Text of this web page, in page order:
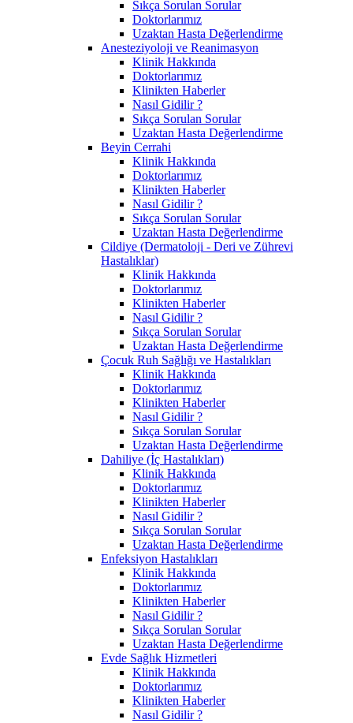
Sıkça Sorulan Sorular
Doktorlarımız
Uzaktan Hasta Değerlendirme
Anesteziyoloji ve Reanimasyon
Klinik Hakkında
Doktorlarımız
Klinikten Haberler
Nasıl Gidilir ?
Sıkça Sorulan Sorular
Uzaktan Hasta Değerlendirme
Beyin Cerrahi
Klinik Hakkında
Doktorlarımız
Klinikten Haberler
Nasıl Gidilir ?
Sıkça Sorulan Sorular
Uzaktan Hasta Değerlendirme
Cildiye (Dermatoloji - Deri ve Zührevi
Hastalıklar)
Klinik Hakkında
Doktorlarımız
Klinikten Haberler
Nasıl Gidilir ?
Sıkça Sorulan Sorular
Uzaktan Hasta Değerlendirme
Çocuk Ruh Sağlığı ve Hastalıkları
Klinik Hakkında
Doktorlarımız
Klinikten Haberler
Nasıl Gidilir ?
Sıkça Sorulan Sorular
Uzaktan Hasta Değerlendirme
Dahiliye (İç Hastalıkları)
Klinik Hakkında
Doktorlarımız
Klinikten Haberler
Nasıl Gidilir ?
Sıkça Sorulan Sorular
Uzaktan Hasta Değerlendirme
Enfeksiyon Hastalıkları
Klinik Hakkında
Doktorlarımız
Klinikten Haberler
Nasıl Gidilir ?
Sıkça Sorulan Sorular
Uzaktan Hasta Değerlendirme
Evde Sağlık Hizmetleri
Klinik Hakkında
Doktorlarımız
Klinikten Haberler
Nasıl Gidilir ?